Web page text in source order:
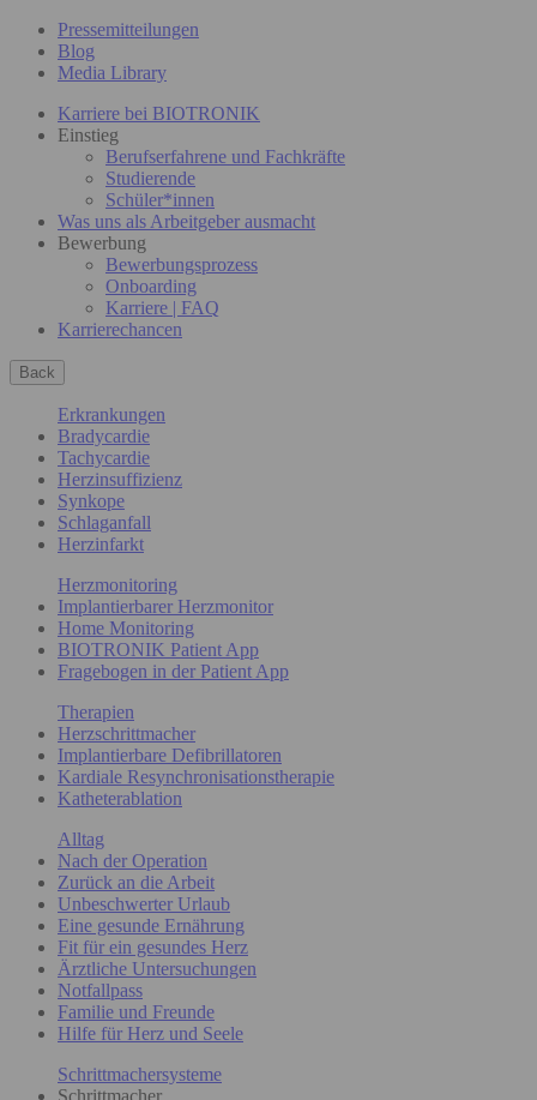
Pressemitteilungen
Blog
Media Library
Karriere bei BIOTRONIK
Einstieg
Berufserfahrene und Fachkräfte
Studierende
Schüler*innen
Was uns als Arbeitgeber ausmacht
Bewerbung
Bewerbungsprozess
Onboarding
Karriere | FAQ
Karrierechancen
Back
Erkrankungen
Bradycardie
Tachycardie
Herzinsuffizienz
Synkope
Schlaganfall
Herzinfarkt
Herzmonitoring
Implantierbarer Herzmonitor
Home Monitoring
BIOTRONIK Patient App
Fragebogen in der Patient App
Therapien
Herzschrittmacher
Implantierbare Defibrillatoren
Kardiale Resynchronisationstherapie
Katheterablation
Alltag
Nach der Operation
Zurück an die Arbeit
Unbeschwerter Urlaub
Eine gesunde Ernährung
Fit für ein gesundes Herz
Ärztliche Untersuchungen
Notfallpass
Familie und Freunde
Hilfe für Herz und Seele
Schrittmachersysteme
Schrittmacher